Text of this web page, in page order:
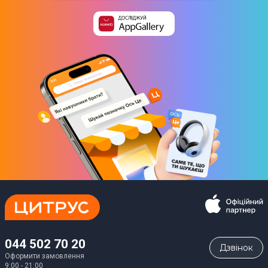
044 502 70 20
Оформити замовлення
9:00 - 21:00
Дзвiнок